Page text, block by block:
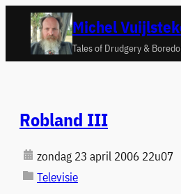
naar
Michel
Tales of Drudgery &
Robland III
zondag 23 april 2006 22u07
Televisie